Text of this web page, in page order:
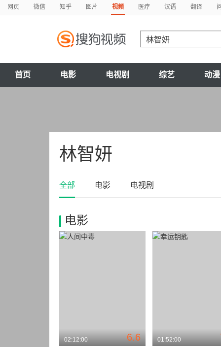
网页 微信 知乎 图片 视频 医疗 汉语 翻译
首页 电影 电视剧 综艺 动漫
林智妍
全部 电影 电视剧
电影
6.6
02:12:00 01:52:00